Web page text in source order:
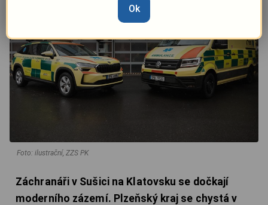
Foto: ilustrační, ZZS PK
Záchranáři v Sušici na Klatovsku se dočkají
moderního zázemí. Plzeňský kraj se chystá v
Ok